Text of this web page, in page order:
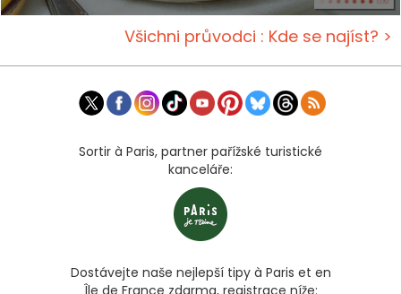
Všichni průvodci : Kde se najíst? >
Sortir à Paris, partner pařížské turistické
kanceláře:
Dostávejte naše nejlepší tipy à Paris et en
Île de France zdarma, registrace níže: